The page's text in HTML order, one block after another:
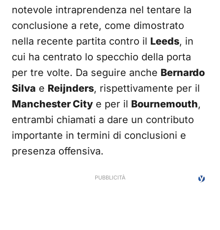
notevole intraprendenza nel tentare la
conclusione a rete, come dimostrato
nella recente partita contro il Leeds, in
cui ha centrato lo specchio della porta
per tre volte. Da seguire anche Bernardo
Silva e Reijnders, rispettivamente per il
Manchester City e per il Bournemouth,
entrambi chiamati a dare un contributo
importante in termini di conclusioni e
presenza offensiva.